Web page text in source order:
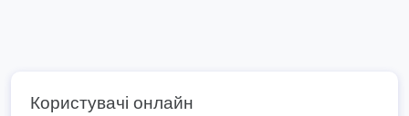
Користувачі онлайн